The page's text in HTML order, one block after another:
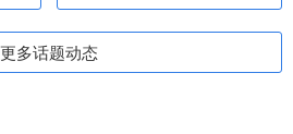
更多话题动态